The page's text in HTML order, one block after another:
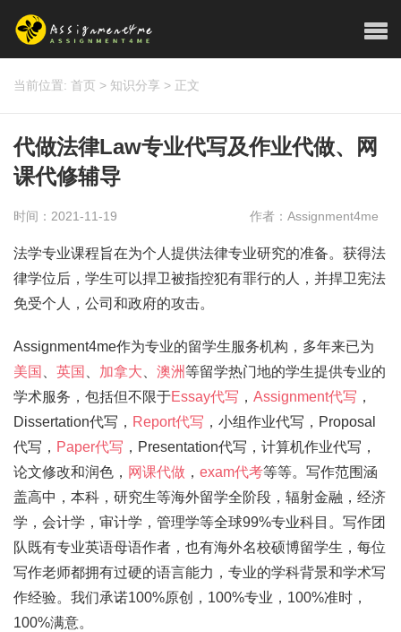
当前位置: 首页 > 知识分享 > 正文
代做法律Law专业代写及作业代做、网
课代修辅导
时间：2021-11-19 作者：Assignment4me
法学专业课程旨在为个人提供法律专业研究的准备。获得法
律学位后，学生可以捍卫被指控犯有罪行的人，并捍卫宪法
免受个人，公司和政府的攻击。
Assignment4me作为专业的留学生服务机构，多年来已为
美国
英国 加拿大 澳洲等留学热门地的学生提供专业的
学术服务，包括但不限于Essay代写 ， Assignment代写 ，
Dissertation代写， Report代写 ，小组作业代写，Proposal
代写， Paper代写 ，Presentation代写，计算机作业代写，
论文修改和润色， 网课代做 ， exam代考等等。写作范围涵
盖高中，本科，研究生等海外留学全阶段，辐射金融，经济
学，会计学，审计学，管理学等全球99%专业科目。写作团
队既有专业英语母语作者，也有海外名校硕博留学生，每位
写作老师都拥有过硬的语言能力，专业的学科背景和学术写
作经验。我们承诺100%原创，100%专业，100%准时，
100%满意。